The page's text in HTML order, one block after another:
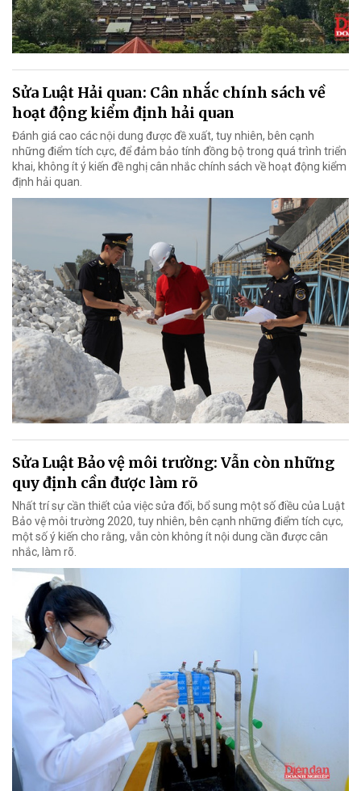
Sửa Luật Hải quan: Cân nhắc chính sách về
hoạt động kiểm định hải quan
Đánh giá cao các nội dung được đề xuất, tuy nhiên, bên cạnh
những điểm tích cực, để đảm bảo tính đồng bộ trong quá trình triển
khai, không ít ý kiến đề nghị cân nhắc chính sách về hoạt động kiểm
định hải quan.
Sửa Luật Bảo vệ môi trường: Vẫn còn những
quy định cần được làm rõ
Nhất trí sự cần thiết của việc sửa đổi, bổ sung một số điều của Luật
Bảo vệ môi trường 2020, tuy nhiên, bên cạnh những điểm tích cực,
một số ý kiến cho rằng, vẫn còn không ít nội dung cần được cân
nhắc, làm rõ.